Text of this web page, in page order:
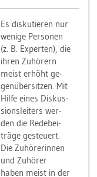
Es dis­ku­tie­ren nur
we­ni­ge Per­so­nen
(z. B. Ex­per­ten), die
ihren Zu­hö­rern
meist er­höht ge­
gen­über­sit­zen. Mit
Hilfe eines Dis­kus­
si­ons­lei­ters wer­
den die Re­de­bei­
trä­ge ge­steu­ert.
Die Zu­hö­re­rin­nen
und Zu­hö­rer
haben meist in der